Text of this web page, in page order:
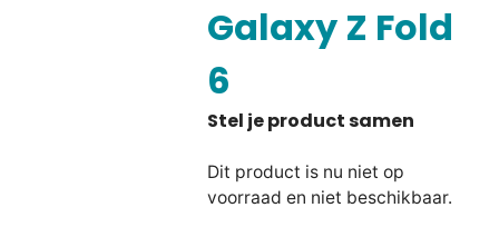
Galaxy Z Fold
6
Dit product is nu niet op
voorraad en niet beschikbaar.